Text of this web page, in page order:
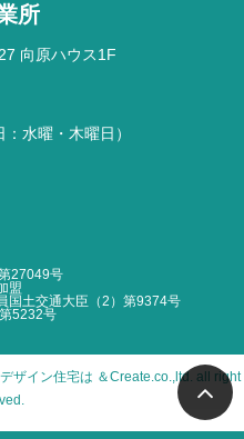
所
向原ハウス1F
水曜・木曜日）
27049号
盟
国土交通大臣（2）第9374号
5232号
ザイン住宅は ＆Create.co.,ltd. all right